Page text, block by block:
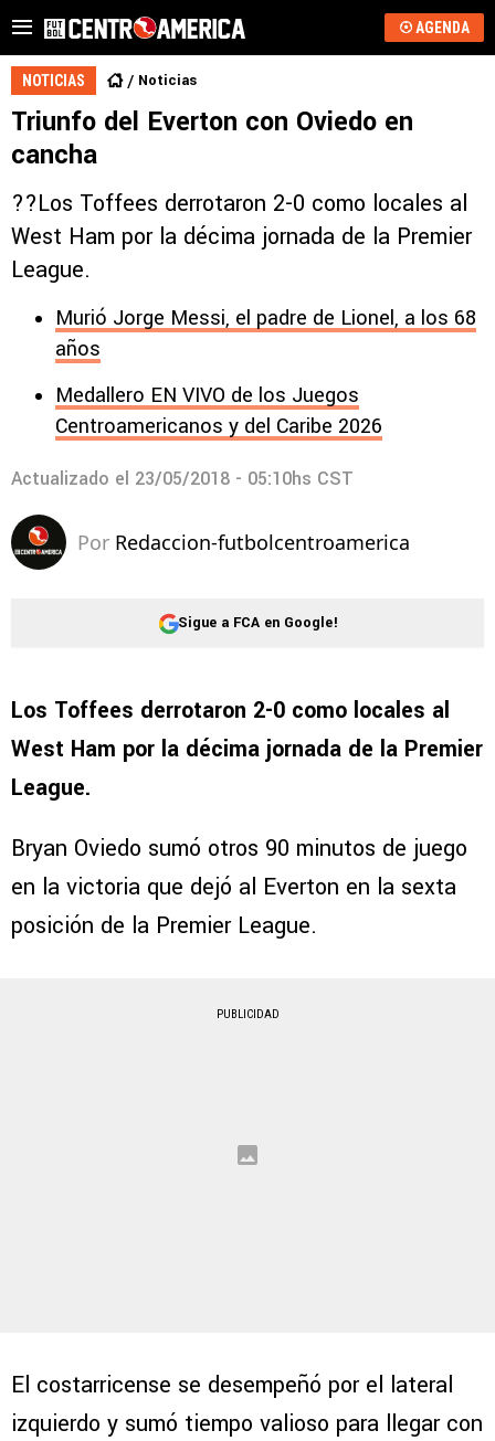
AGENDA
NOTICIAS Noticias
Triunfo del Everton con Oviedo en
cancha
??Los Toffees derrotaron 2-0 como locales al
West Ham por la décima jornada de la Premier
League.
Murió Jorge Messi, el padre de Lionel, a los 68
años
Medallero EN VIVO de los Juegos
Centroamericanos y del Caribe 2026
Actualizado el 23/05/2018 - 05:10hs CST
Por Redaccion-futbolcentroamerica
Sigue a FCA en Google!
Los Toffees derrotaron 2-0 como locales al
West Ham por la décima jornada de la Premier
League.
Bryan Oviedo sumó otros 90 minutos de juego
en la victoria que dejó al Everton en la sexta
posición de la Premier League.
PUBLICIDAD
El costarricense se desempeñó por el lateral
izquierdo y sumó tiempo valioso para llegar con